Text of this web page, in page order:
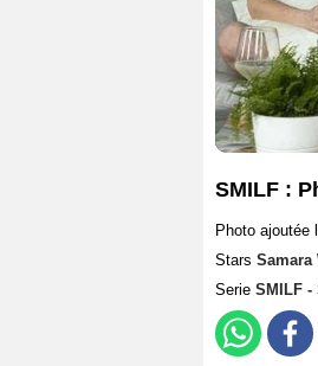
SMILF :
Photo ajoutée
Stars Samara
Serie SMILF -